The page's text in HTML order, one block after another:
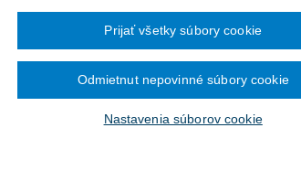
2015
2012
Ročník 2013
Ročník 2012
Ročník 2010
Ročník 2026
sľubov. Slovenská komora sestier a pôrodných
číslo 1064 dní. Symbolizuje počet dní, odkedy
asistentiek. Ten sestrám v nemocniciach aj
Fica do dnešného dňa, to znamená viac
pracovníkov tak, aby sme sa dostali k
Pôvodný zákon o mzdách sestier prijal
2012, avšak Ústavný súd SR o tri mesiace, 11.
poukazuje na to, že minister zdravotníctva Viliam
sa bude hľadať dohoda, do dnešného dňa sa
odbory. "Súčasná úroveň komunikácie sa začína
Nastavenia súborov cookie
Odmietnut nepovinné súbory cookie
Prijať všetky súbory cookie